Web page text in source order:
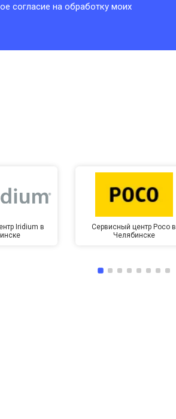
согласие на обработку моих
Iridium в
Сервисный центр Poco в
Челябинске